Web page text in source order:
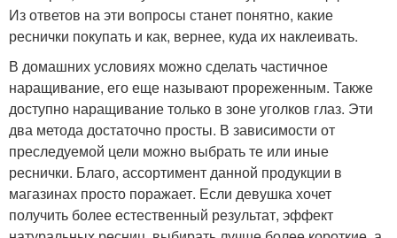
Из ответов на эти вопросы станет понятно, какие
реснички покупать и как, вернее, куда их наклеивать.
В домашних условиях можно сделать частичное
наращивание, его еще называют прореженным. Также
доступно наращивание только в зоне уголков глаз. Эти
два метода достаточно просты. В зависимости от
преследуемой цели можно выбрать те или иные
реснички. Благо, ассортимент данной продукции в
магазинах просто поражает. Если девушка хочет
получить более естественный результат, эффект